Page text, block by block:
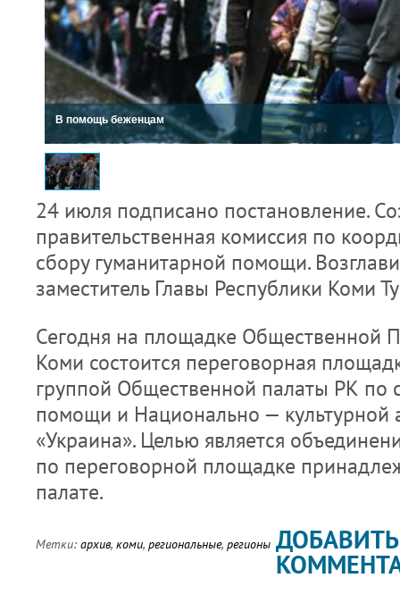
В помощь беженцам
24 июля подписано постановление.
правительственная комиссия по
сбору гуманитарной помощи.
заместитель Главы Республики Коми
Сегодня на площадке Общественной
Коми состоится переговорная
группой Общественной палаты РК по
помощи и Национально — культурной
«Украина». Целью является
по переговорной площадке
палате.
Метки: архив, коми, региональные, регионы ДОБАВИТЬ